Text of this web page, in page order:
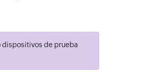
dispositivos de prueba